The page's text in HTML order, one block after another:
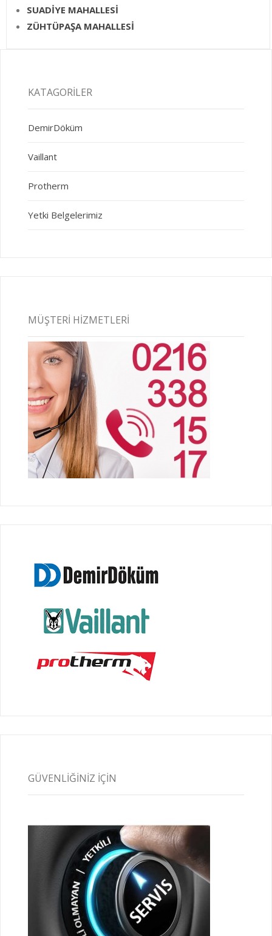
SUADİYE MAHALLESİ
ZÜHTÜPAŞA MAHALLESİ
KATAGORILER
DemirDöküm
Vaillant
Protherm
Yetki Belgelerimiz
MÜŞTERI HIZMETLERI
GÜVENLIĞINIZ İÇIN